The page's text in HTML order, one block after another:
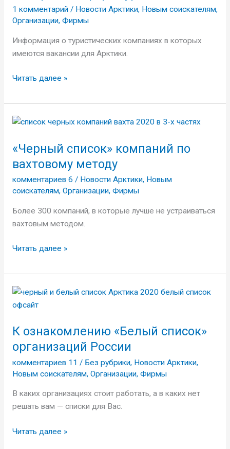
1 комментарий / Новости Арктики, Новым соискателям,
Организации, Фирмы
Информация о туристических компаниях в которых
имеются вакансии для Арктики.
смотреть
сфере
туризма
Читать далее »
«Черный список» компаний по
вахтовому методу
комментариев 6 / Новости Арктики, Новым
соискателям, Организации, Фирмы
Более 300 компаний, в которые лучше не устраиваться
вахтовым методом.
«Черный
компаний
по
Читать далее »
К ознакомлению «Белый список»
организаций России
комментариев 11 / Без рубрики, Новости Арктики,
Новым соискателям, Организации, Фирмы
В каких организациях стоит работать, а в каких нет
решать вам — списки для Вас.
К
ознакомлению
список»
организаций
России
Читать далее »